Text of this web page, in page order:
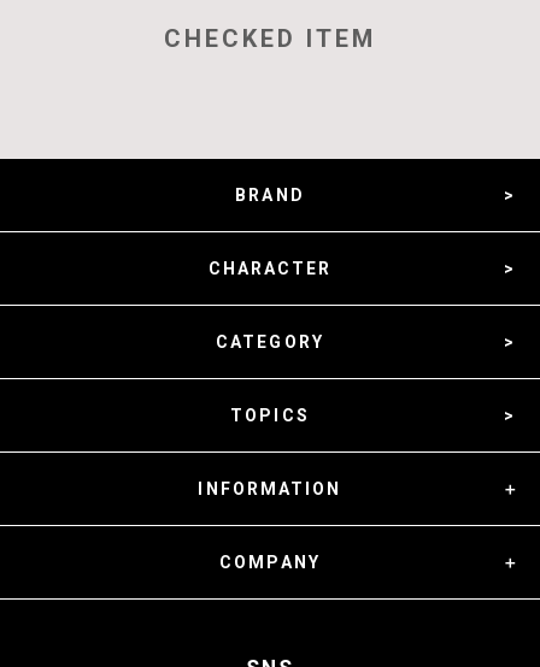
CHECKED ITEM
BRAND
CHARACTER
CATEGORY
TOPICS
INFORMATION
COMPANY